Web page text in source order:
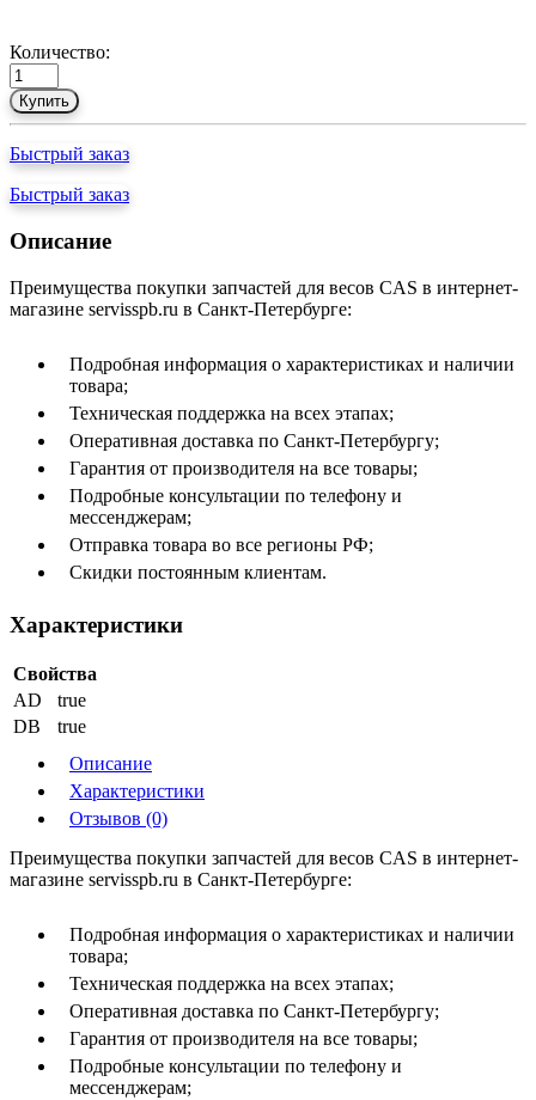
Количество:
Купить
Быстрый заказ
Быстрый заказ
Описание
Преимущества покупки запчастей для весов CAS в интернет-
магазине servisspb.ru в Санкт-Петербурге:
Подробная информация о характеристиках и наличии
товара;
Техническая поддержка на всех этапах;
Оперативная доставка по Санкт-Петербургу;
Гарантия от производителя на все товары;
Подробные консультации по телефону и
мессенджерам;
Отправка товара во все регионы РФ;
Скидки постоянным клиентам.
Характеристики
Свойства
AD
true
DB
true
Описание
Характеристики
Отзывов (0)
Преимущества покупки запчастей для весов CAS в интернет-
магазине servisspb.ru в Санкт-Петербурге:
Подробная информация о характеристиках и наличии
товара;
Техническая поддержка на всех этапах;
Оперативная доставка по Санкт-Петербургу;
Гарантия от производителя на все товары;
Подробные консультации по телефону и
мессенджерам;